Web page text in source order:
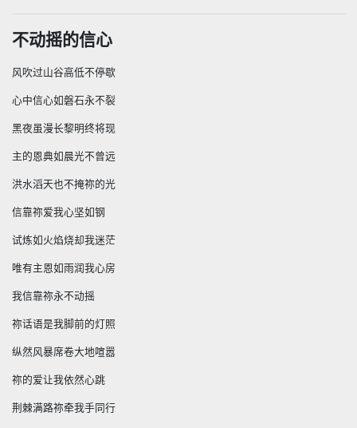
不动摇的信心
风吹过山谷高低不停歇
心中信心如磐石永不裂
黑夜虽漫长黎明终将现
主的恩典如晨光不曾远
洪水滔天也不掩祢的光
信靠祢爱我心坚如钢
试炼如火焰烧却我迷茫
唯有主恩如雨润我心房
我信靠祢永不动摇
祢话语是我脚前的灯照
纵然风暴席卷大地喧嚣
祢的爱让我依然心跳
荆棘满路祢牵我手同行